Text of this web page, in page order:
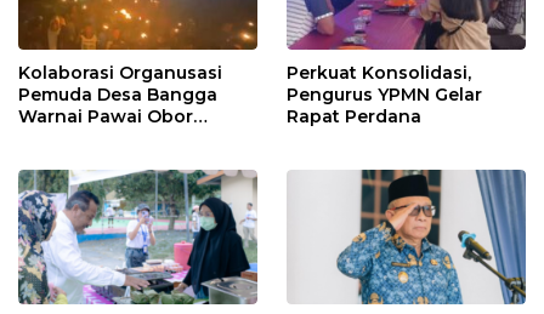
Kolaborasi Organusasi
Pemuda Desa Bangga
Warnai Pawai Obor
Perkuat Konsolidasi,
Pengurus YPMN Gelar
Rapat Perdana